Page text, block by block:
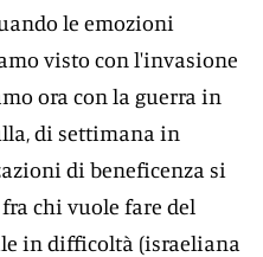
le emozioni
visto con l'invasione
ora con la guerra in
di settimana in
di beneficenza si
chi vuole fare del
in difficoltà (israeliana